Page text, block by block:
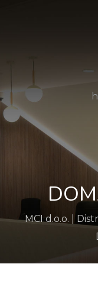
MCI d.o.o. |